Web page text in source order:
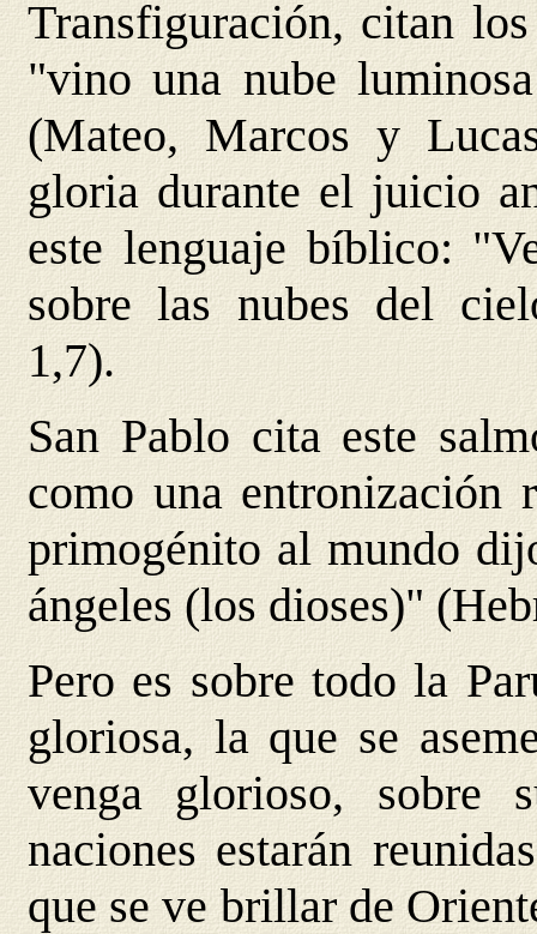
Transfiguración, citan
"vino una nube
(Mateo, Marcos y
gloria durante el juicio
este lenguaje bíblico:
sobre las nubes del
1,7).
San Pablo cita este
como una entronización
primogénito al mundo
ángeles (los dioses)"
Pero es sobre todo la
gloriosa, la que se
venga glorioso, sobre
naciones estarán
que se ve brillar de